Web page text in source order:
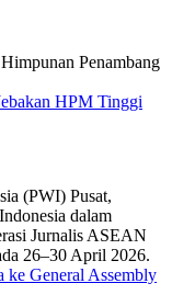
HPM Tinggi
ke General Assembly